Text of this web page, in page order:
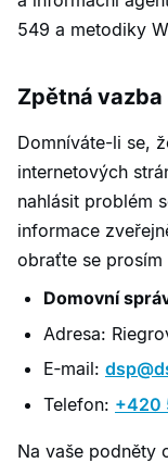
549 a metodiky
Zpětná
Domníváte-li se,
internetových
nahlásit problém
informace
obraťte se
Domovní
Adresa:
E‑mail:
Telefon: +420
Na vaše podněty